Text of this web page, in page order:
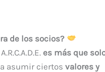
de los socios?
es más que
asumir ciertos valores y